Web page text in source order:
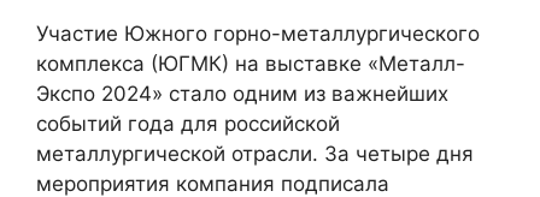
Участие Южного горно-металлургического
комплекса (ЮГМК) на выставке «Металл-
Экспо 2024» стало одним из важнейших
событий года для российской
металлургической отрасли. За четыре дня
мероприятия компания подписала